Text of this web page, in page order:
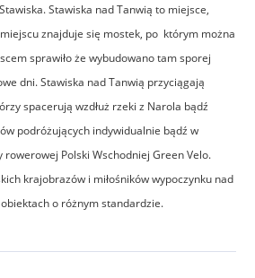
Stawiska nad Tanwią to miejsce,
znajduje się mostek, po którym można
sprawiło że wybudowano tam sporej
dni. Stawiska nad Tanwią przyciągają
spacerują wzdłuż rzeki z Narola bądź
podróżujących indywidualnie bądź w
Polski Wschodniej Green Velo.
krajobrazów i miłośników wypoczynku nad
o różnym standardzie.